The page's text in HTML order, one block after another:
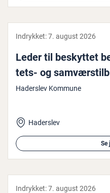
Indrykket:7. august 2026
Leder til beskyttet
tets- og
Haderslev Kommune
Haderslev
Se
Indrykket:7. august 2026